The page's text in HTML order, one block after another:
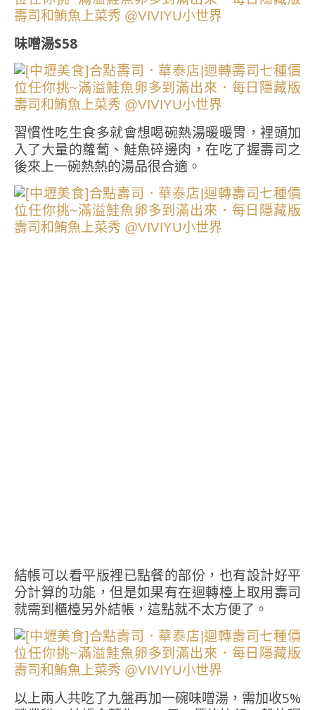
味噌湯$58
習慣性吃生食多就會想喝碗熱湯暖暖胃，裡頭加
入了大量的蘿蔔、鮭魚碎邊肉，在吃了握壽司之
後來上一碗熱熱的湯品很合適。
結帳可以看平版裡已點餐的部份，也有設計好平
分計算的功能，但是如果有在迴轉檯上取用壽司
就需到櫃檯另外結帳，這點就不太方便了。
以上兩人共吃了九盤再加一碗味噌湯，需加收5%